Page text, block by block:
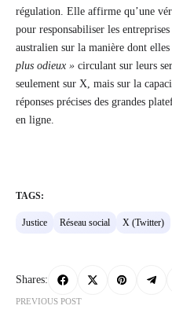
régulation. Elle affirme qu’une
pour responsabiliser les
australien sur la manière dont
plus odieux » circulant sur leurs
seulement sur X, mais sur la
réponses précises des grandes
en ligne.
TAGS:
Justice Réseau social X (Twitter)
Shares:
PREVIOUS POST